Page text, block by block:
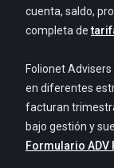
cuenta, saldo,
completa de
Folionet
en diferentes
facturan
bajo gestión y
Formulario ADV